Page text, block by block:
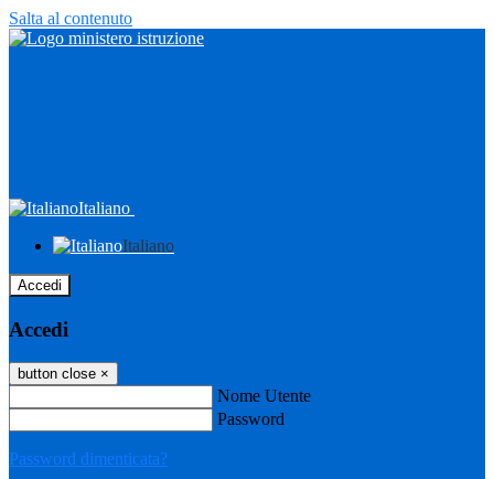
Salta al contenuto
Italiano
Italiano
Accedi
Accedi
button close ×
Nome Utente
Password
Password dimenticata?